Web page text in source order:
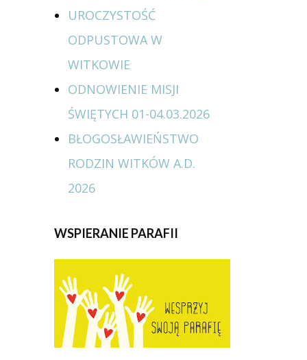
UROCZYSTOŚĆ
ODPUSTOWA W
WITKOWIE
ODNOWIENIE MISJI
ŚWIĘTYCH 01-04.03.2026
BŁOGOSŁAWIEŃSTWO
RODZIN WITKÓW A.D.
2026
WSPIERANIE PARAFII